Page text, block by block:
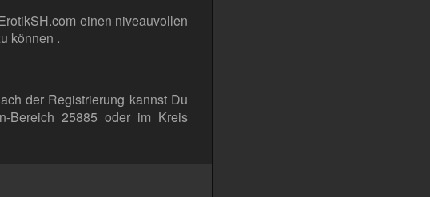
einen niveauvollen
können .
der Registrierung kannst Du
Bereich 25885 oder im Kreis